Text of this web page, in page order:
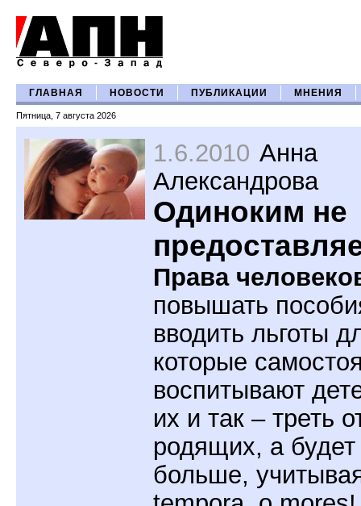
ГЛАВНАЯ НОВОСТИ ПУБЛИКАЦИИ МНЕНИЯ
Пятница, 7 августа 2026
1.6.2010 Анна
Александрова
Одиноким не
Права
повышать
вводить льготы
которые
воспитывают
их и так – треть
родящих, а
больше,